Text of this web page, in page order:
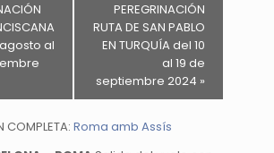
al
PEREGRINACIÓN
RUTA DE SAN PABLO
EN TURQUÍA del 10
al 19 de
septiembre 2024 »
COMPLETA: Roma amb Assís